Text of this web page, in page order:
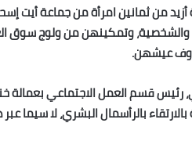
من ثمانين امرأة من جماعة أيت
وتمكينهن من ولوج سوق
عيشهن.
قسم العمل الاجتماعي بعمالة
بالارتقاء بالرأسمال البشري، لا